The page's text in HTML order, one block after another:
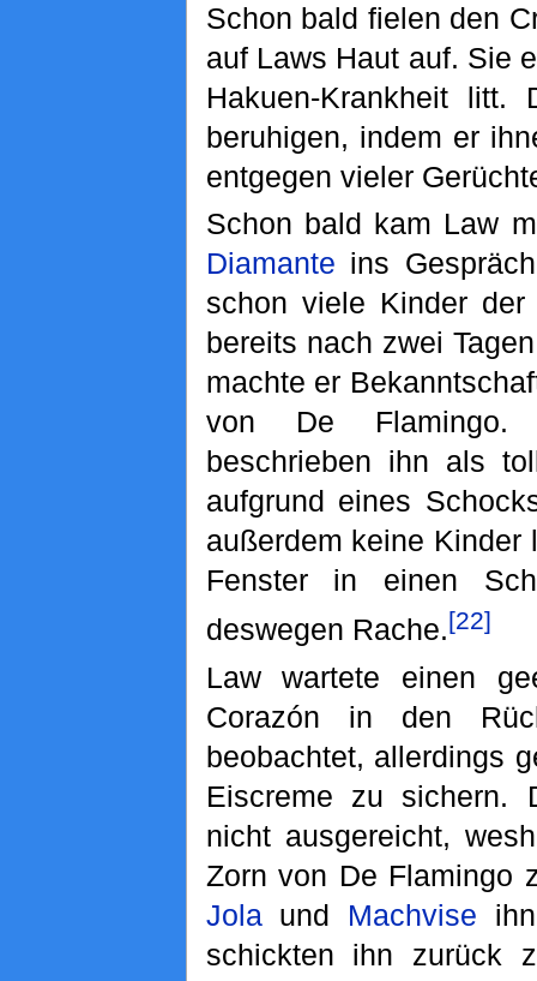
Schon bald fielen den
auf Laws Haut auf. Sie
Hakuen-Krankheit litt.
beruhigen, indem er
entgegen vieler
Schon bald kam Law
Diamante ins
schon viele Kinder
bereits nach zwei
machte er
von De Flamingo.
beschrieben ihn als
aufgrund eines
außerdem keine Kinder
Fenster in einen
deswegen Rache.[22]
Law wartete einen
Corazón in den
beobachtet, allerdings
Eiscreme zu sichern.
nicht ausgereicht,
Zorn von De Flamingo
Jolaund Machvise
schickten ihn zurück